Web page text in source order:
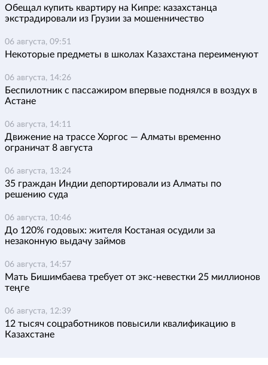
Обещал купить квартиру на Кипре: казахстанца
экстрадировали из Грузии за мошенничество
06 августа, 09:51
Некоторые предметы в школах Казахстана переименуют
06 августа, 14:26
Беспилотник с пассажиром впервые поднялся в воздух в
Астане
06 августа, 14:11
Движение на трассе Хоргос — Алматы временно
ограничат 8 августа
06 августа, 13:24
35 граждан Индии депортировали из Алматы по
решению суда
06 августа, 10:46
До 120% годовых: жителя Костаная осудили за
незаконную выдачу займов
06 августа, 14:57
Мать Бишимбаева требует от экс-невестки 25 миллионов
теңге
06 августа, 12:39
12 тысяч соцработников повысили квалификацию в
Казахстане